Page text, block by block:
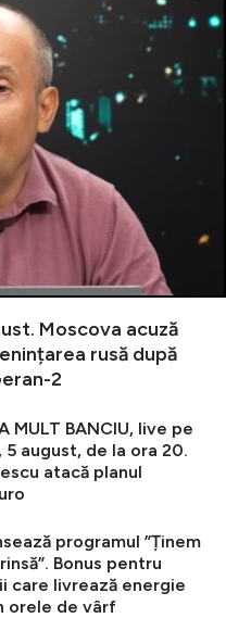
Moscova acuză
rusă după
2
MULT BANCIU, live pe
5 august, de la ora 20.
atacă planul
programul ”Ținem
Bonus pentru
care livrează energie
orele de vârf